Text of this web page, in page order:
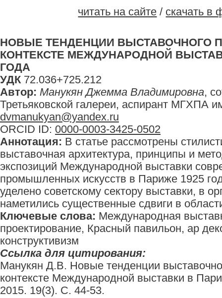
читать на сайте / скачать в
НОВЫЕ ТЕНДЕНЦИИ ВЫСТАВОЧНОГО
КОНТЕКСТЕ МЕЖДУНАРОДНОЙ
ГОДА
УДК72.036+725.212
Автор: Манукян Джемма Владимировна,
Третьяковской галереи, аспирант МГХПА
dvmanukyan@yandex.ru
ORCID ID: 0000-0003-3425-0502
Аннотация: В статье рассмотрены
выставочная архитектура, принципы и
экспозиций Международной выставки
промышленных искусств в Париже 1925
уделено советскому сектору выставки, в
наметились существенные сдвиги в
Ключевые слова: Международная
проектирование, Красный павильон, ар
конструктивизм
Ссылка для цитирования:
Манукян Д.В. Новые тенденции
контексте Международной выставки в
2015. 19(3). С. 44-53.